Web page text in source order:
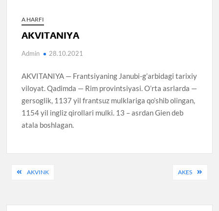
A HARFI
AKVITANIYA
Admin 28.10.2021
AKVITANIYA — Frantsiyaning Janubi-g’arbidagi tarixiy
viloyat. Qadimda — Rim provintsiyasi. O’rta asrlarda —
gersoglik, 1137 yil frantsuz mulklariga qo’shib olingan,
1154 yil ingliz qirollari mulki. 13 – asrdan Gien deb
atala boshlagan.
PostAKVINK AKES